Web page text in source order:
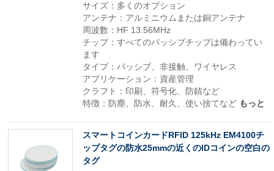
サイズ：多くのオプション
アンテナ：アルミニウムまたは銅アンテナ
周波数：HF 13.56MHz
チップ：すべてのパッシブチップは備わってい
ます
タイプ：パッシブ、非接触、ワイヤレス
アプリケーション：資産管理
クラフト：印刷、符号化、防錆など
特徴：防塵、防水、耐久、使い捨てなど もっと
スマートコインカードRFID 125kHz EM4100チ
ップタグの防水25mmの近くのIDコインの空白の
タグ